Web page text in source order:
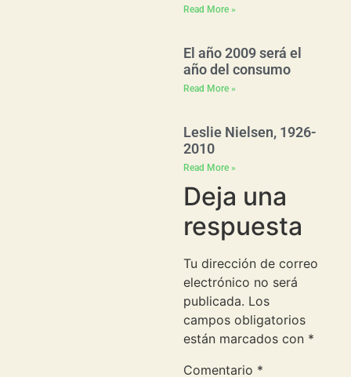
Read More »
El año 2009 será el
año del consumo
Read More »
Leslie Nielsen, 1926-
2010
Read More »
Deja una
respuesta
Tu dirección de correo
electrónico no será
publicada. Los
campos obligatorios
están marcados con *
Comentario *